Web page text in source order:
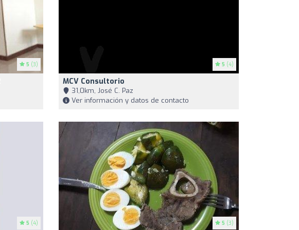
5 (3) 5 (4)
MCV Consultorio
31,0km, José C. Paz
Ver información y datos de contacto
5 (4) 5 (3)